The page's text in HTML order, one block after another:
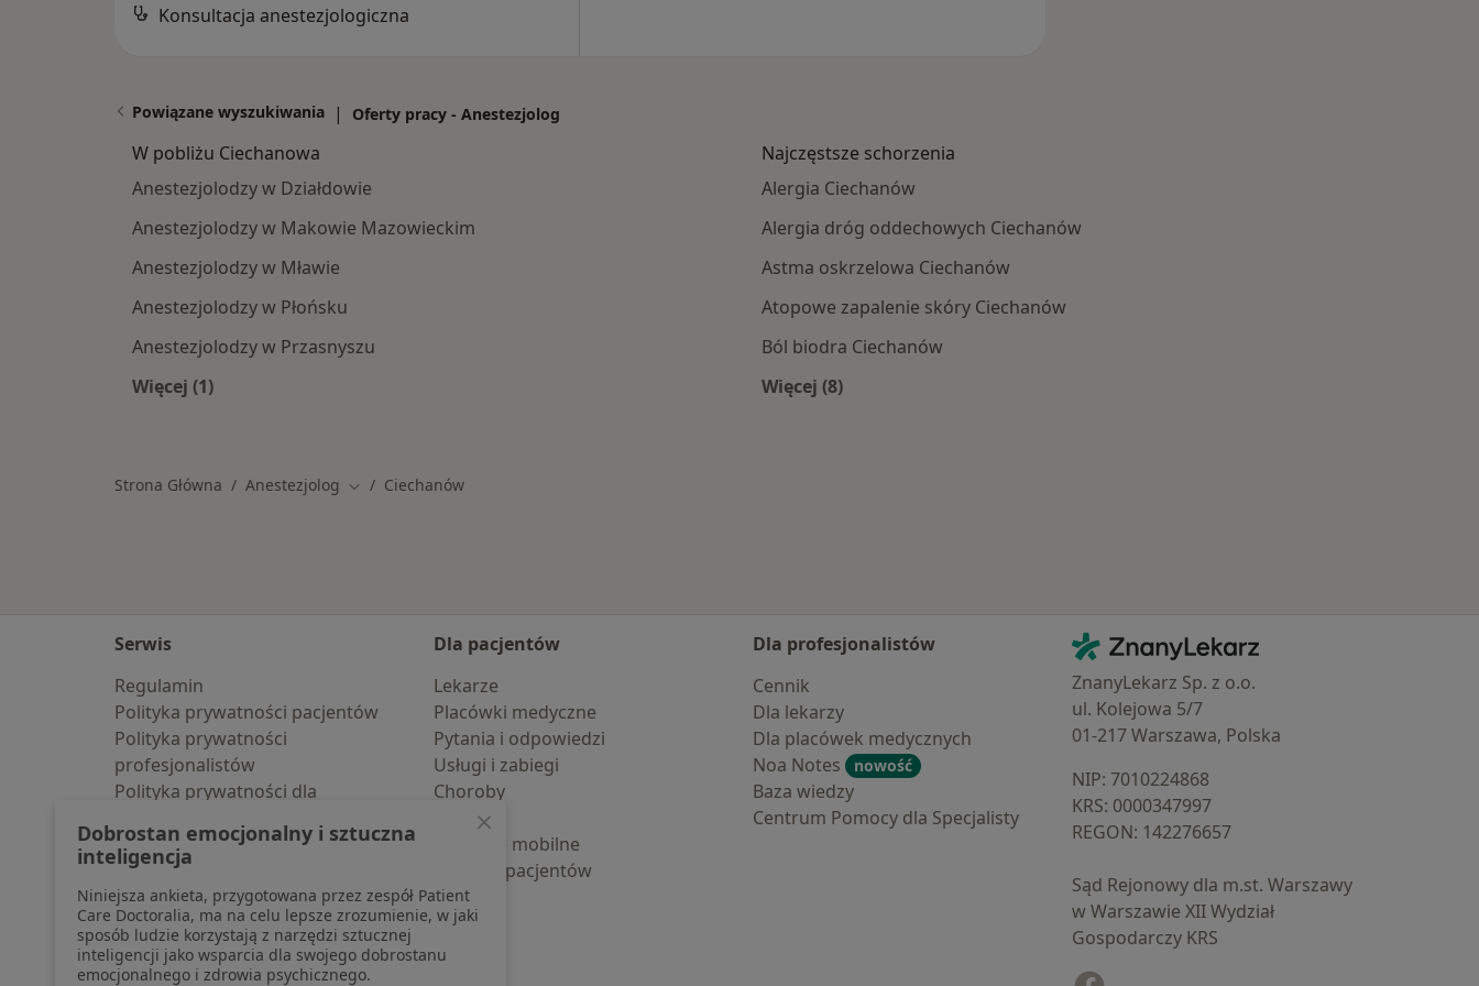
Konsultacja anestezjologiczna
Powiązane wyszukiwania | Oferty pracy - Anestezjolog
W pobliżu Ciechanowa
Anestezjolodzy w Działdowie
Anestezjolodzy w Makowie Mazowieckim
Anestezjolodzy w Mławie
Anestezjolodzy w Płońsku
Anestezjolodzy w Przasnyszu
Więcej (1)
Najczęstsze schorzenia
Alergia Ciechanów
Alergia dróg oddechowych Ciechanów
Astma oskrzelowa Ciechanów
Atopowe zapalenie skóry Ciechanów
Ból biodra Ciechanów
Więcej (8)
Strona Główna Anestezjolog Zmień miasto
Ciechanów
Serwis
Regulamin
Polityka prywatności pacjentów
Polityka prywatności
profesjonalistów
Polityka prywatności dla
pozyskaliśmy samodzielnie
Polityka cookies
Jak działają wyniki wyszukiwania
Dostępność
O nas
Praca Rekrutujemy!
Dla pacjentów
Lekarze
Placówki medyczne
Pytania i odpowiedzi
Usługi i zabiegi
Choroby
Pomoc
Aplikacje mobilne
Blog dla pacjentów
Dla profesjonalistów
Cennik
Dla lekarzy
Dla placówek medycznych
Noa Notes
nowość
Baza wiedzy
Centrum Pomocy dla Specjalisty
Kontakt
ZnanyLekarz - Strona główna
ZnanyLekarz Sp. z o.o.
ul. Kolejowa 5/7
01-217 Warszawa, Polska
NIP: ⁠7010224868
KRS: ⁠0000347997
REGON: ⁠142276657
Sąd Rejonowy dla m.st. Warszawy
w Warszawie XII Wydział
Gospodarczy KRS
Dobrostan emocjonalny i sztuczna
inteligencja
Niniejsza ankieta, przygotowana przez zespół Patient
Care Doctoralia, ma na celu lepsze zrozumienie, w jaki
sposób ludzie korzystają z narzędzi sztucznej
inteligencji jako wsparcia dla swojego dobrostanu
emocjonalnego i zdrowia psychicznego.